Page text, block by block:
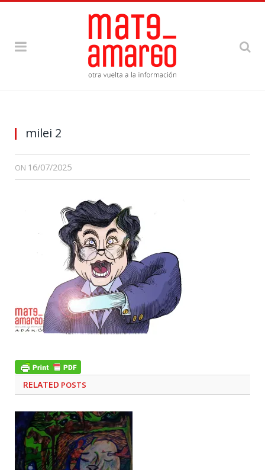
milei 2
ON 16/07/2025
RELATED POSTS